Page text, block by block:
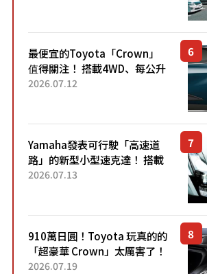
最便宜的Toyota「Crown」
值得關注！ 搭載4WD、每公升
22.4公里低油耗表現超亮眼！
2026.07.12
Yamaha發表可行駛「高速道
路」的新型小型速克達！ 搭載
能享受超強勁「渦輪感」的動
2026.07.13
910萬日圓！Toyota 玩真的的
「超豪華 Crown」太厲害了！
採用由「匠人技藝」打造的
2026.07.19